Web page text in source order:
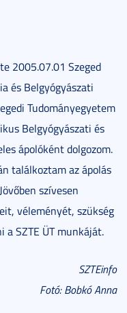
2005.07.01 Szeged
és Belgyógyászati
Tudományegyetem
Belgyógyászati és
ápolóként dolgozom.
találkoztam az ápolás
szívesen
véleményét, szükség
SZTE ÜT munkáját.
SZTEinfo
Fotó: Bobkó Anna